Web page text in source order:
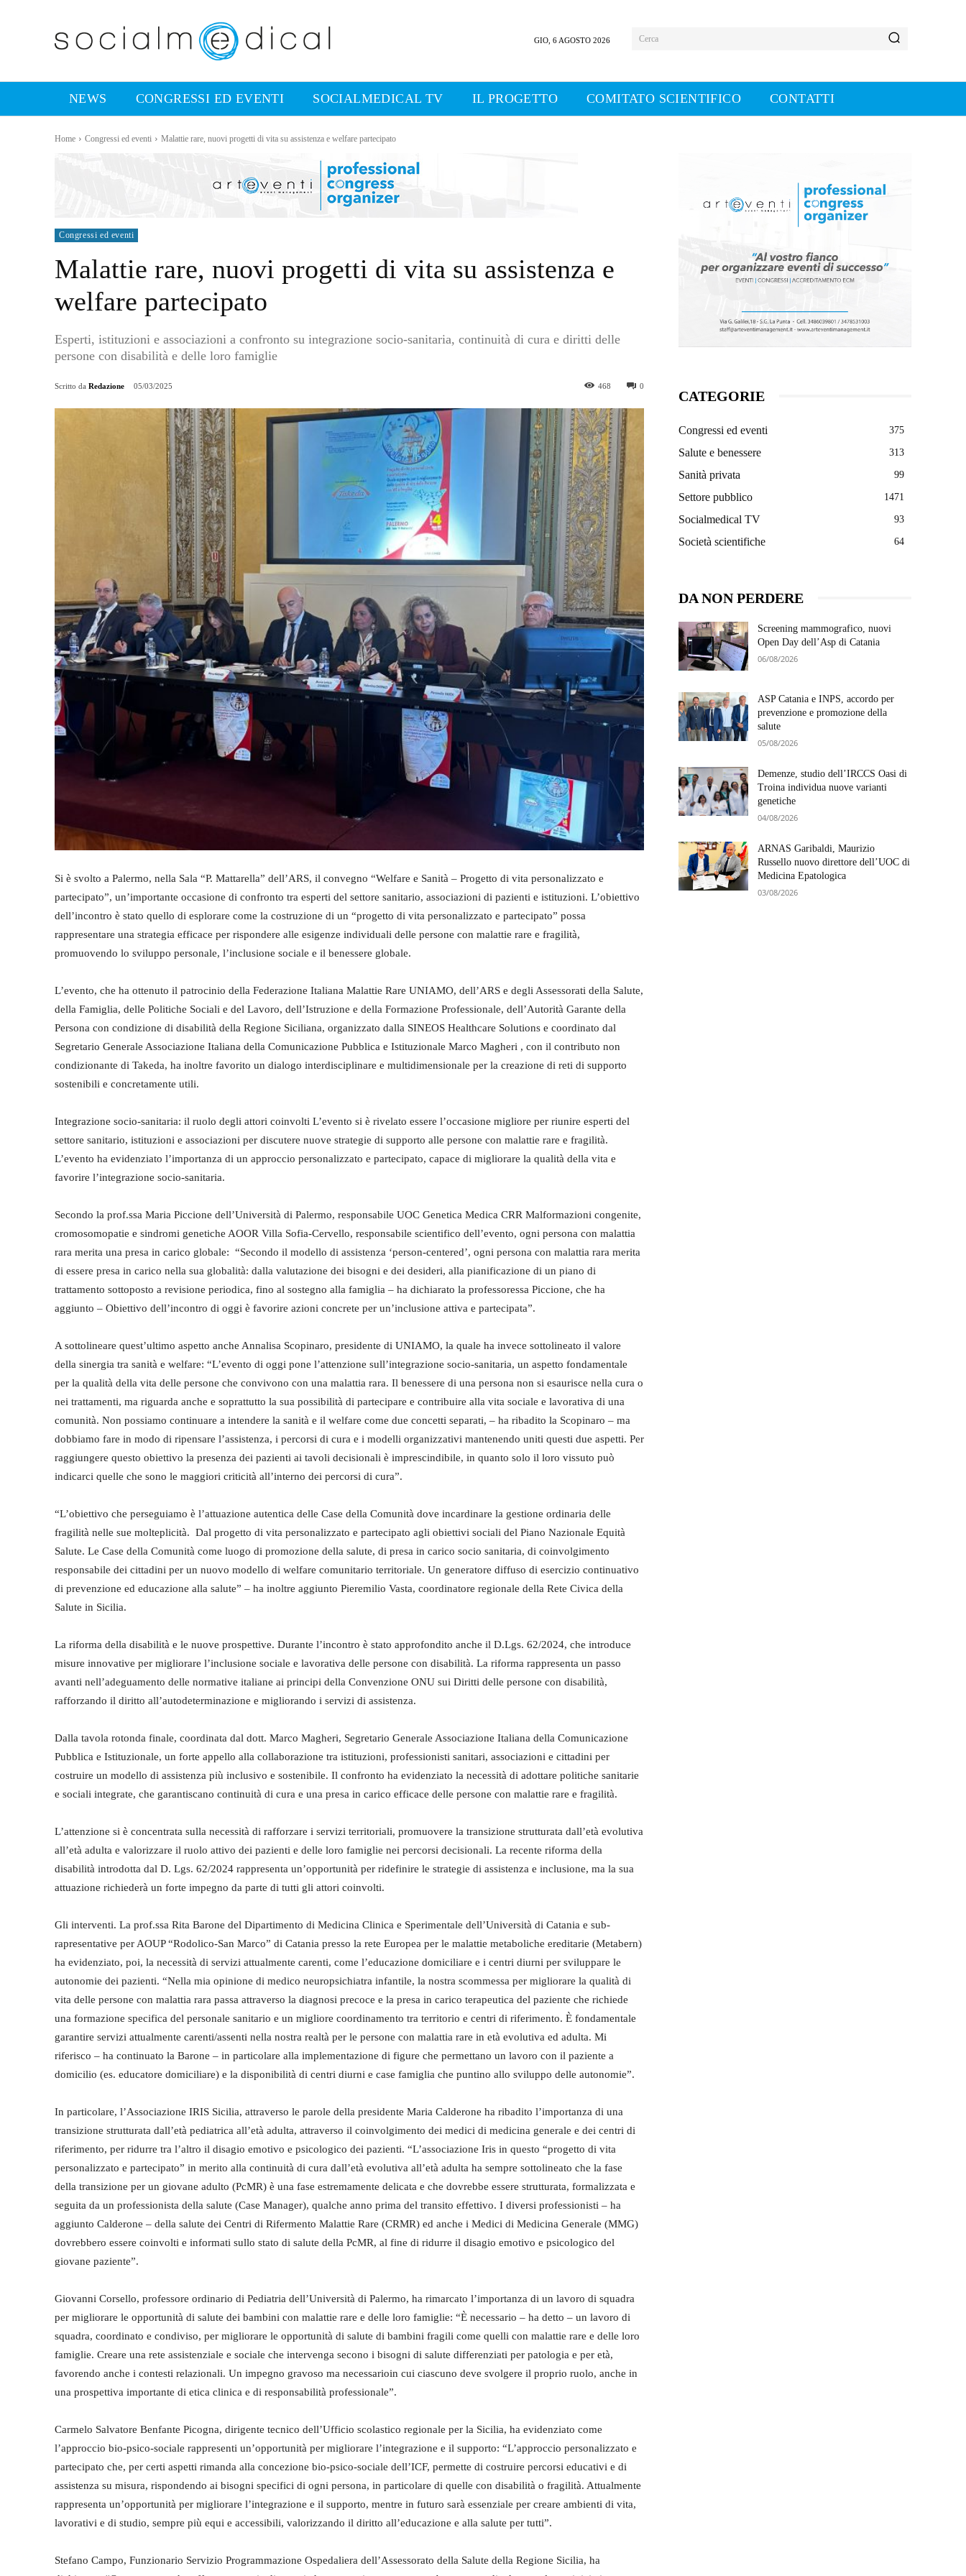
GIO, 6 AGOSTO 2026 Cerca
NEWS CONGRESSI ED EVENTI SOCIALMEDICAL TV IL PROGETTO COMITATO SCIENTIFICO CONTATTI
Home Congressi ed eventi Malattie rare, nuovi progetti di vita su assistenza e welfare partecipato
Congressi ed eventi
Malattie rare, nuovi progetti di vita su assistenza e
welfare partecipato
Esperti, istituzioni e associazioni a confronto su integrazione socio-sanitaria, continuità di cura e diritti delle
persone con disabilità e delle loro famiglie
Scritto da Redazione 05/03/2025 0
468
Si è svolto a Palermo, nella Sala “P. Mattarella” dell’ARS, il convegno “Welfare e Sanità – Progetto di vita personalizzato e
partecipato”, un’importante occasione di confronto tra esperti del settore sanitario, associazioni di pazienti e istituzioni. L’obiettivo
dell’incontro è stato quello di esplorare come la costruzione di un “progetto di vita personalizzato e partecipato” possa
rappresentare una strategia efficace per rispondere alle esigenze individuali delle persone con malattie rare e fragilità,
promuovendo lo sviluppo personale, l’inclusione sociale e il benessere globale.
L’evento, che ha ottenuto il patrocinio della Federazione Italiana Malattie Rare UNIAMO, dell’ARS e degli Assessorati della Salute,
della Famiglia, delle Politiche Sociali e del Lavoro, dell’Istruzione e della Formazione Professionale, dell’Autorità Garante della
Persona con condizione di disabilità della Regione Siciliana, organizzato dalla SINEOS Healthcare Solutions e coordinato dal
Segretario Generale Associazione Italiana della Comunicazione Pubblica e Istituzionale Marco Magheri , con il contributo non
condizionante di Takeda, ha inoltre favorito un dialogo interdisciplinare e multidimensionale per la creazione di reti di supporto
sostenibili e concretamente utili.
Integrazione socio-sanitaria: il ruolo degli attori coinvolti L’evento si è rivelato essere l’occasione migliore per riunire esperti del
settore sanitario, istituzioni e associazioni per discutere nuove strategie di supporto alle persone con malattie rare e fragilità.
L’evento ha evidenziato l’importanza di un approccio personalizzato e partecipato, capace di migliorare la qualità della vita e
favorire l’integrazione socio-sanitaria.
Secondo la prof.ssa Maria Piccione dell’Università di Palermo, responsabile UOC Genetica Medica CRR Malformazioni congenite,
cromosomopatie e sindromi genetiche AOOR Villa Sofia-Cervello, responsabile scientifico dell’evento, ogni persona con malattia
rara merita una presa in carico globale: “Secondo il modello di assistenza ‘person-centered’, ogni persona con malattia rara merita
di essere presa in carico nella sua globalità: dalla valutazione dei bisogni e dei desideri, alla pianificazione di un piano di
trattamento sottoposto a revisione periodica, fino al sostegno alla famiglia – ha dichiarato la professoressa Piccione, che ha
aggiunto – Obiettivo dell’incontro di oggi è favorire azioni concrete per un’inclusione attiva e partecipata”.
A sottolineare quest’ultimo aspetto anche Annalisa Scopinaro, presidente di UNIAMO, la quale ha invece sottolineato il valore
della sinergia tra sanità e welfare: “L’evento di oggi pone l’attenzione sull’integrazione socio-sanitaria, un aspetto fondamentale
per la qualità della vita delle persone che convivono con una malattia rara. Il benessere di una persona non si esaurisce nella cura o
nei trattamenti, ma riguarda anche e soprattutto la sua possibilità di partecipare e contribuire alla vita sociale e lavorativa di una
comunità. Non possiamo continuare a intendere la sanità e il welfare come due concetti separati, – ha ribadito la Scopinaro – ma
dobbiamo fare in modo di ripensare l’assistenza, i percorsi di cura e i modelli organizzativi mantenendo uniti questi due aspetti. Per
raggiungere questo obiettivo la presenza dei pazienti ai tavoli decisionali è imprescindibile, in quanto solo il loro vissuto può
indicarci quelle che sono le maggiori criticità all’interno dei percorsi di cura”.
“L’obiettivo che perseguiamo è l’attuazione autentica delle Case della Comunità dove incardinare la gestione ordinaria delle
fragilità nelle sue molteplicità. Dal progetto di vita personalizzato e partecipato agli obiettivi sociali del Piano Nazionale Equità
Salute. Le Case della Comunità come luogo di promozione della salute, di presa in carico socio sanitaria, di coinvolgimento
responsabile dei cittadini per un nuovo modello di welfare comunitario territoriale. Un generatore diffuso di esercizio continuativo
di prevenzione ed educazione alla salute” – ha inoltre aggiunto Pieremilio Vasta, coordinatore regionale della Rete Civica della
Salute in Sicilia.
La riforma della disabilità e le nuove prospettive. Durante l’incontro è stato approfondito anche il D.Lgs. 62/2024, che introduce
misure innovative per migliorare l’inclusione sociale e lavorativa delle persone con disabilità. La riforma rappresenta un passo
avanti nell’adeguamento delle normative italiane ai principi della Convenzione ONU sui Diritti delle persone con disabilità,
rafforzando il diritto all’autodeterminazione e migliorando i servizi di assistenza.
Dalla tavola rotonda finale, coordinata dal dott. Marco Magheri, Segretario Generale Associazione Italiana della Comunicazione
Pubblica e Istituzionale, un forte appello alla collaborazione tra istituzioni, professionisti sanitari, associazioni e cittadini per
costruire un modello di assistenza più inclusivo e sostenibile. Il confronto ha evidenziato la necessità di adottare politiche sanitarie
e sociali integrate, che garantiscano continuità di cura e una presa in carico efficace delle persone con malattie rare e fragilità.
L’attenzione si è concentrata sulla necessità di rafforzare i servizi territoriali, promuovere la transizione strutturata dall’età evolutiva
all’età adulta e valorizzare il ruolo attivo dei pazienti e delle loro famiglie nei percorsi decisionali. La recente riforma della
disabilità introdotta dal D. Lgs. 62/2024 rappresenta un’opportunità per ridefinire le strategie di assistenza e inclusione, ma la sua
attuazione richiederà un forte impegno da parte di tutti gli attori coinvolti.
Gli interventi. La prof.ssa Rita Barone del Dipartimento di Medicina Clinica e Sperimentale dell’Università di Catania e sub-
rapresentative per AOUP “Rodolico-San Marco” di Catania presso la rete Europea per le malattie metaboliche ereditarie (Metabern)
ha evidenziato, poi, la necessità di servizi attualmente carenti, come l’educazione domiciliare e i centri diurni per sviluppare le
autonomie dei pazienti. “Nella mia opinione di medico neuropsichiatra infantile, la nostra scommessa per migliorare la qualità di
vita delle persone con malattia rara passa attraverso la diagnosi precoce e la presa in carico terapeutica del paziente che richiede
una formazione specifica del personale sanitario e un migliore coordinamento tra territorio e centri di riferimento. È fondamentale
garantire servizi attualmente carenti/assenti nella nostra realtà per le persone con malattia rare in età evolutiva ed adulta. Mi
riferisco – ha continuato la Barone – in particolare alla implementazione di figure che permettano un lavoro con il paziente a
domicilio (es. educatore domiciliare) e la disponibilità di centri diurni e case famiglia che puntino allo sviluppo delle autonomie”.
In particolare, l’Associazione IRIS Sicilia, attraverso le parole della presidente Maria Calderone ha ribadito l’importanza di una
transizione strutturata dall’età pediatrica all’età adulta, attraverso il coinvolgimento dei medici di medicina generale e dei centri di
riferimento, per ridurre tra l’altro il disagio emotivo e psicologico dei pazienti. “L’associazione Iris in questo “progetto di vita
personalizzato e partecipato” in merito alla continuità di cura dall’età evolutiva all’età adulta ha sempre sottolineato che la fase
della transizione per un giovane adulto (PcMR) è una fase estremamente delicata e che dovrebbe essere strutturata, formalizzata e
seguita da un professionista della salute (Case Manager), qualche anno prima del transito effettivo. I diversi professionisti – ha
aggiunto Calderone – della salute dei Centri di Rifermento Malattie Rare (CRMR) ed anche i Medici di Medicina Generale (MMG)
dovrebbero essere coinvolti e informati sullo stato di salute della PcMR, al fine di ridurre il disagio emotivo e psicologico del
giovane paziente”.
Giovanni Corsello, professore ordinario di Pediatria dell’Università di Palermo, ha rimarcato l’importanza di un lavoro di squadra
per migliorare le opportunità di salute dei bambini con malattie rare e delle loro famiglie: “È necessario – ha detto – un lavoro di
squadra, coordinato e condiviso, per migliorare le opportunità di salute di bambini fragili come quelli con malattie rare e delle loro
famiglie. Creare una rete assistenziale e sociale che intervenga secono i bisogni di salute differenziati per patologia e per età,
favorendo anche i contesti relazionali. Un impegno gravoso ma necessarioin cui ciascuno deve svolgere il proprio ruolo, anche in
una prospettiva importante di etica clinica e di responsabilità professionale”.
Carmelo Salvatore Benfante Picogna, dirigente tecnico dell’Ufficio scolastico regionale per la Sicilia, ha evidenziato come
l’approccio bio-psico-sociale rappresenti un’opportunità per migliorare l’integrazione e il supporto: “L’approccio personalizzato e
partecipato che, per certi aspetti rimanda alla concezione bio-psico-sociale dell’ICF, permette di costruire percorsi educativi e di
assistenza su misura, rispondendo ai bisogni specifici di ogni persona, in particolare di quelle con disabilità o fragilità. Attualmente
rappresenta un’opportunità per migliorare l’integrazione e il supporto, mentre in futuro sarà essenziale per creare ambienti di vita,
lavorativi e di studio, sempre più equi e accessibili, valorizzando il diritto all’educazione e alla salute per tutti”.
Stefano Campo, Funzionario Servizio Programmazione Ospedaliera dell’Assessorato della Salute della Regione Sicilia, ha
CATEGORIE
Congressi ed eventi 375
Salute e benessere 313
Sanità privata 99
Settore pubblico 1471
Socialmedical TV 93
Società scientifiche 64
DA NON PERDERE
Screening mammografico, nuovi
Open Day dell’Asp di Catania
06/08/2026
ASP Catania e INPS, accordo per
prevenzione e promozione della
salute
05/08/2026
Demenze, studio dell’IRCCS Oasi di
Troina individua nuove varianti
genetiche
04/08/2026
ARNAS Garibaldi, Maurizio
Russello nuovo direttore dell’UOC di
Medicina Epatologica
03/08/2026